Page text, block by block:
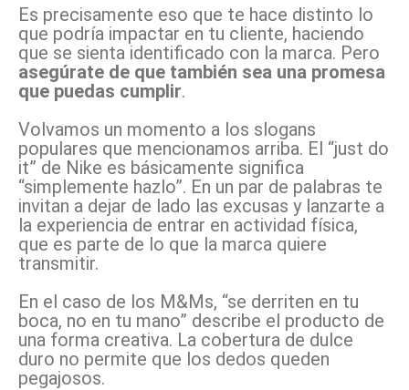
Es precisamente eso que te hace distinto lo
que podría impactar en tu cliente, haciendo
que se sienta identificado con la marca. Pero
asegúrate de que también sea una promesa
que puedas cumplir.
Volvamos un momento a los slogans
populares que mencionamos arriba. El “just do
it” de Nike es básicamente significa
“simplemente hazlo”. En un par de palabras te
invitan a dejar de lado las excusas y lanzarte a
la experiencia de entrar en actividad física,
que es parte de lo que la marca quiere
transmitir.
En el caso de los M&Ms, “se derriten en tu
boca, no en tu mano” describe el producto de
una forma creativa. La cobertura de dulce
duro no permite que los dedos queden
pegajosos.